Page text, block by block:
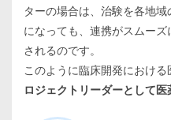
ターの場合は、治験を各地
になっても、連携がスムー
されるのです。
このように臨床開発における
ロジェクトリーダーとして医